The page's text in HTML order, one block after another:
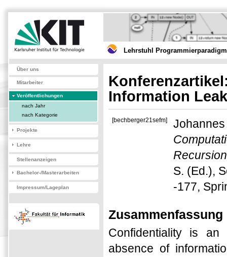
Lehrstuhl
Über uns
Mitarbeiter
Veröffentlichungen
nach Jahr
nach Kategorie
Projekte
Lehre
Stellenanzeigen
Bachelor-/Masterarbeiten
Impressum/Lageplan
Information
[bechberger21sefm]
Recursion
S. (Ed.),
-177,
Zusammenfassung
Confidentiality is
absence of